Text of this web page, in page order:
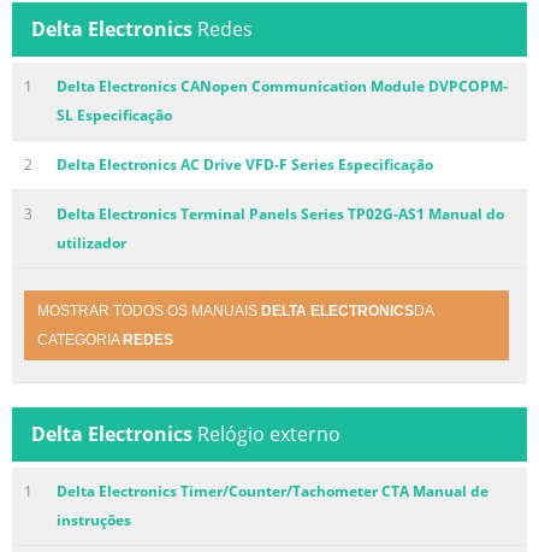
Delta Electronics Redes
1
Delta Electronics CANopen Communication Module DVPCOPM-
SL Especificação
2 Delta Electronics AC Drive VFD-F Series Especificação
3
Delta Electronics Terminal Panels Series TP02G-AS1 Manual do
utilizador
MOSTRAR TODOS OS MANUAIS DELTA ELECTRONICSDA
CATEGORIA REDES
Delta Electronics Relógio externo
1
Delta Electronics Timer/Counter/Tachometer CTA Manual de
instruções